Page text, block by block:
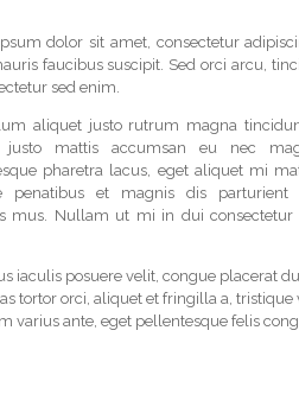
dolor sit amet, consectetur
faucibus suscipit. Sed orci arcu,
sed enim.
aliquet justo rutrum magna
mattis accumsan eu nec
pharetra lacus, eget aliquet mi
penatibus et magnis dis parturient
mus. Nullam ut mi in dui consectetur
iaculis posuere velit, congue placerat
tortor orci, aliquet et fringilla a, tristique
varius ante, eget pellentesque felis